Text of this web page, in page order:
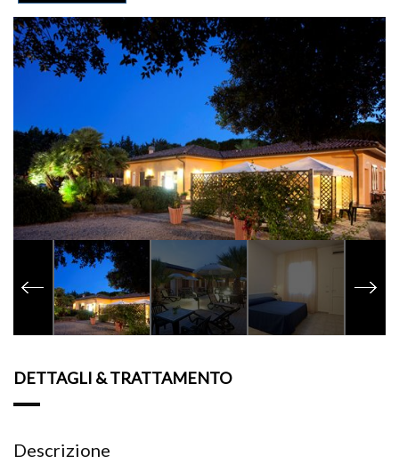
DETTAGLI & TRATTAMENTO
Descrizione